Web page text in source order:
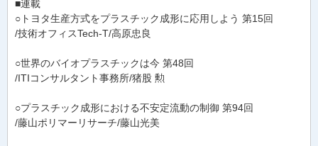
■連載
○トヨタ生産方式をプラスチック成形に応用しよう 第15回
/技術オフィスTech-T/高原忠良
○世界のバイオプラスチックは今 第48回
/ITIコンサルタント事務所/猪股 勲
○プラスチック成形における不安定流動の制御 第94回
/藤山ポリマーリサーチ/藤山光美